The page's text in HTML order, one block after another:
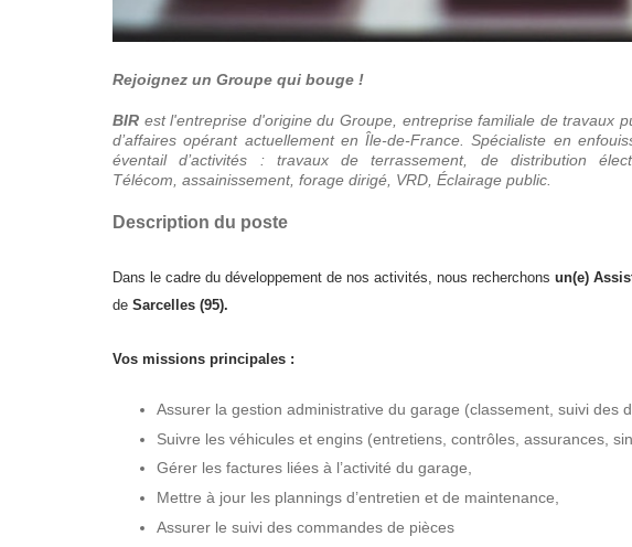
Rejoignez un Groupe qui bouge !
BIR est l'entreprise d'origine du Groupe, entreprise familiale de travaux
d’affaires opérant actuellement en Île-de-France. Spécialiste en
éventail d’activités : travaux de terrassement, de distribution
Télécom, assainissement, forage dirigé, VRD, Éclairage public.
Description du poste
Dans le cadre du développement de nos activités, nous recherchons un(e)
de Sarcelles (95).
Vos missions principales :
Assurer la gestion administrative du garage (classement, suivi des
Suivre les véhicules et engins (entretiens, contrôles, assurances,
Gérer les factures liées à l’activité du garage,
Mettre à jour les plannings d’entretien et de maintenance,
Assurer le suivi des commandes de pièces